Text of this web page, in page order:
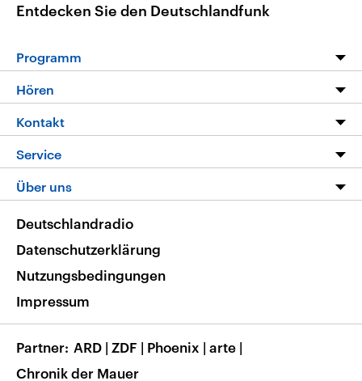
Entdecken Sie den Deutschlandfunk
Programm
Programm
Die Nachrichten
Nachrichtenleicht
Neue Beiträge auf dlf.de
Hören
Livestream
Podcasts
Deutschlandfunk App
Nachrichten App
Frequenzen
Kontakt
Hörerservice
Service
FAQ
Veranstaltungen
Musikliste
RSS
Über uns
Barrierefreiheit
Deutschlandradio
Datenschutzerklärung
Nutzungsbedingungen
Impressum
Partner ARD | ZDF | Phoenix | arte |
Chronik der Mauer